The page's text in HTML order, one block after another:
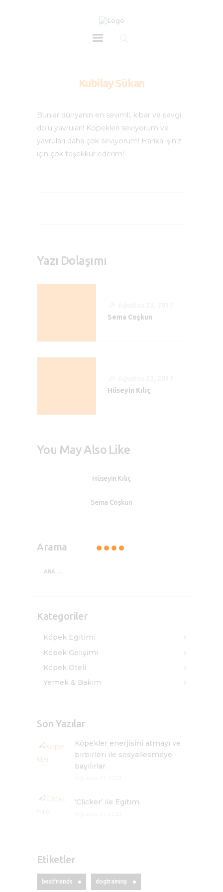
Kubilay Sükan
Bunlar dünyanın en sevimli, kibar ve sevgi
dolu yavruları! Köpekleri seviyorum ve
yavruları daha çok seviyorum! Harika işiniz
için çok teşekkür ederim!
Yazı Dolaşımı
Sema Coşkun
Hüseyin Kılıç
You May Also Like
Hüseyin Kılıç
Sema Coşkun
Arama
Kategoriler
Köpek Eğitimi
Köpek Gelişimi
Köpek Oteli
Yemek & Bakım
Son Yazılar
Köpekler enerjisini atmayı ve
birbirleri ile sosyallesmeye
bayılırlar.
‘Clicker’ ile Egitim
Etiketler
bestfriends dogtraining